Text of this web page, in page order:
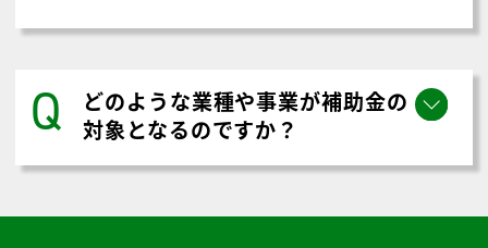
Q
どのような業種や事業が補助金の
対象となるのですか？